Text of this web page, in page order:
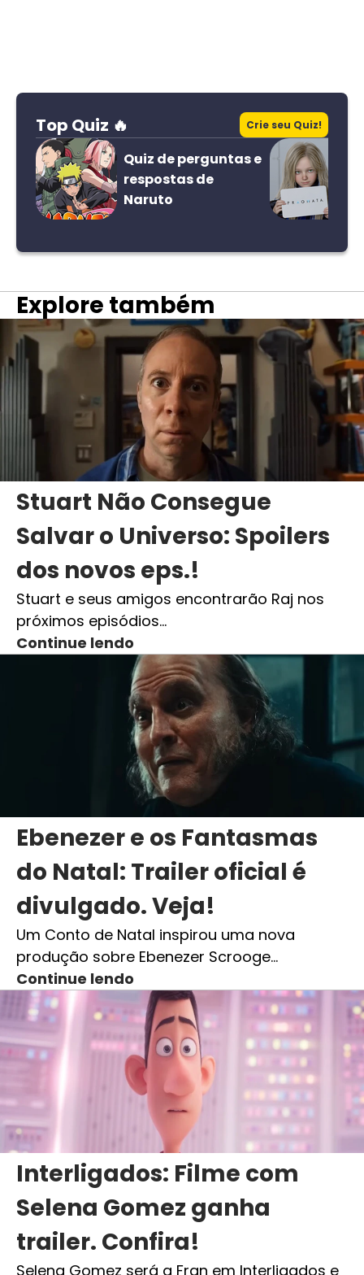
Top Quiz 🔥 Crie seu Quiz!
Quiz de perguntas e
respostas de
Naruto
Explore também
Stuart Não Consegue
Salvar o Universo: Spoilers
dos novos eps.!
Stuart e seus amigos encontrarão Raj nos
próximos episódios…
Continue lendo
Ebenezer e os Fantasmas
do Natal: Trailer oficial é
divulgado. Veja!
Um Conto de Natal inspirou uma nova
produção sobre Ebenezer Scrooge…
Continue lendo
Interligados: Filme com
Selena Gomez ganha
trailer. Confira!
Selena Gomez será a Fran em Interligados e